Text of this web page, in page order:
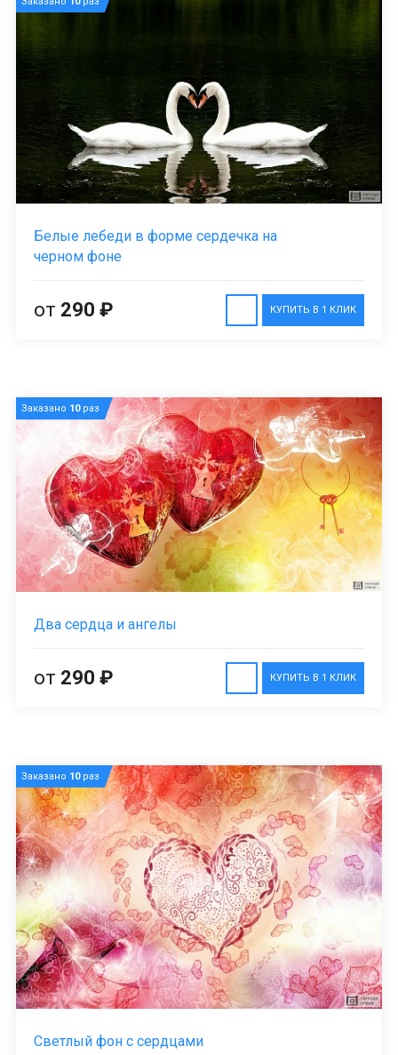
Белые лебеди в форме сердечка на
черном фоне
КУПИТЬ В 1 КЛИК
от 290 ₽
Заказано 10раз
Два сердца и ангелы
КУПИТЬ В 1 КЛИК
от 290 ₽
Заказано 10раз
Светлый фон с сердцами